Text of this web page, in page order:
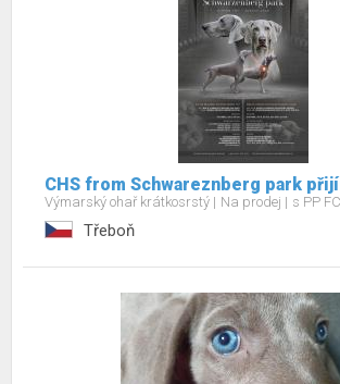
CHS from Schwareznberg park
Výmarský ohař krátkosrstý Na prodej s PP
Třeboň